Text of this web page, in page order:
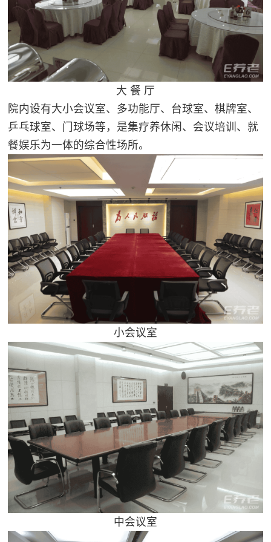
大 餐 厅
院内设有大小会议室、多功能厅、台球室、棋牌室、
乒乓球室、门球场等，是集疗养休闲、会议培训、就
餐娱乐为一体的综合性场所。
小会议室
中会议室